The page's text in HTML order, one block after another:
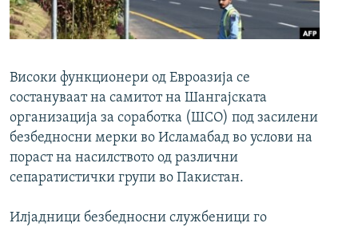
РСЕ веб страници
Високи функционери од Евроазија се
состануваат на самитот на Шангајската
организација за соработка (ШСО) под засилени
безбедносни мерки во Исламабад во услови на
пораст на насилството од различни
сепаратистички групи во Пакистан.
Илјадници безбедносни службеници го